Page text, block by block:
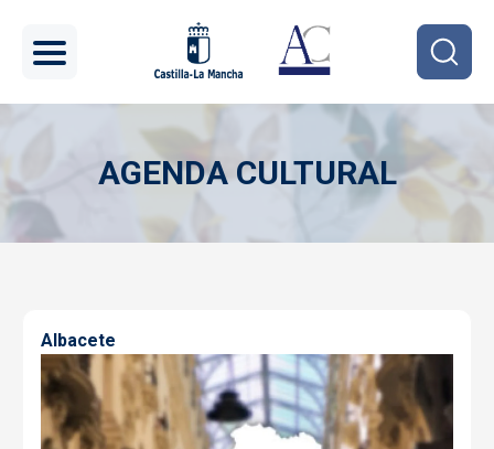
AGENDA CULTURAL
Imagen
Albacete